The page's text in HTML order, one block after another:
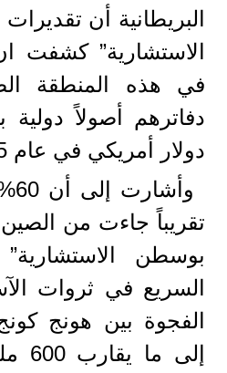
البريطانية أن
الاستشارية” كشفت
في هذه المنطقة
دولار أمريكي في عام 2025.
تقريباً جاءت من
بوسطن
السريع في ثروات
الفجوة بين هونج